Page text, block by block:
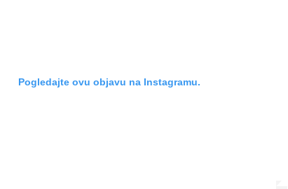
Pogledajte ovu objavu na Instagramu.